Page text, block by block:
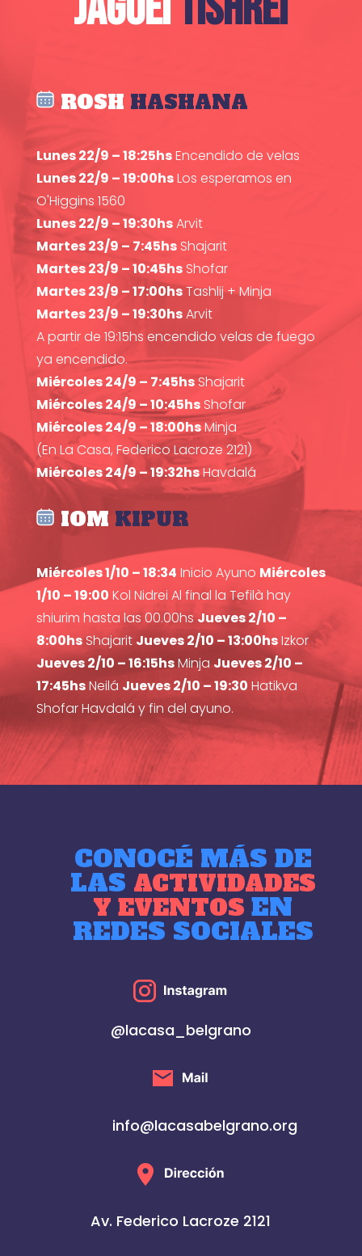
ROSH HASHANA
Lunes 22/9 – 18:25hsEncendido de velas
Lunes 22/9 – 19:00hsLos esperamos en
O'Higgins 1560
Lunes 22/9 – 19:30hsArvit
Martes 23/9 – 7:45hsShajarit
Martes 23/9 – 10:45hsShofar
Martes 23/9 – 17:00hsTashlij + Minja
Martes 23/9 – 19:30hsArvit
A partir de 19:15hs encendido velas de fuego
ya encendido.
Miércoles 24/9 – 7:45hsShajarit
Miércoles 24/9 – 10:45hsShofar
Miércoles 24/9 – 18:00hsMinja
(En La Casa, Federico Lacroze 2121)
Miércoles 24/9 – 19:32hsHavdalá
IOM KIPUR
Miércoles 1/10 – 18:34 Inicio Ayuno Miércoles
1/10 – 19:00 Kol Nidrei Al final la Tefilà hay
shiurim hasta las 00.00hsJueves 2/10 –
8:00hsShajarit Jueves 2/10 – 13:00hsIzkor
Jueves 2/10 – 16:15hsMinja Jueves 2/10 –
17:45hsNeilá Jueves 2/10 – 19:30 Hatikva
Shofar Havdalá y fin del ayuno.
CONOCÉ MÁS DE
LAS ACTIVIDADES
Y EVENTOSEN
REDES SOCIALES
@lacasa_belgrano
info@lacasabelgrano.org
Av. Federico Lacroze 2121